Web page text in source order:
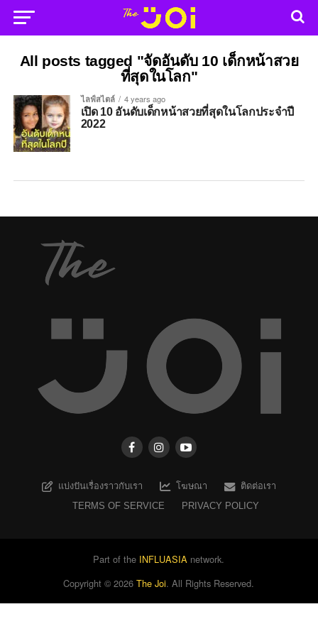
All posts tagged "จัดอันดับ 10 เด็กหน้าสวย
ที่สุดในโลก"
ไลฟ์สไตล์ 4 years ago
เปิด 10 อันดับเด็กหน้าสวยที่สุดในโลกประจำปี
2022
แบ่งปันเรื่องราวกับเรา โฆษณา
ติดต่อเรา
TERMS OF SERVICE
PRIVACY POLICY
Part of the INFLUASIA network.
Copyright ©2026 The Joi. All Rights Reserved.